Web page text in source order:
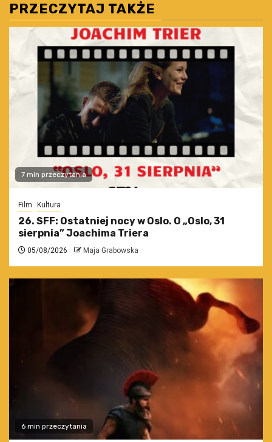
PRZECZYTAJ TAKŻE
7 min przeczytania
Film Kultura
26. SFF: Ostatniej nocy w Oslo. O „Oslo, 31
sierpnia” Joachima Triera
05/08/2026 Maja Grabowska
6 min przeczytania